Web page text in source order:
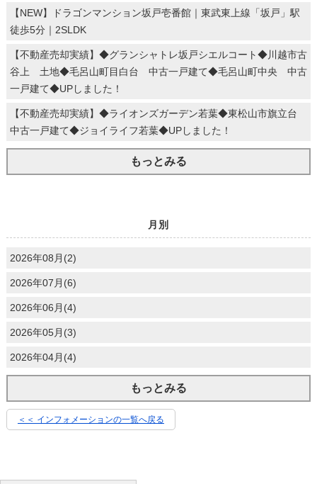
【NEW】ドラゴンマンション坂戸壱番館｜東武東上線「坂戸」駅
徒歩5分｜2SLDK
【不動産売却実績】◆グランシャトレ坂戸シエルコート◆川越市古
谷上 土地◆毛呂山町目白台 中古一戸建て◆毛呂山町中央 中古
一戸建て◆UPしました！
【不動産売却実績】◆ライオンズガーデン若葉◆東松山市旗立台
中古一戸建て◆ジョイライフ若葉◆UPしました！
もっとみる
月別
2026年08月(2)
2026年07月(6)
2026年06月(4)
2026年05月(3)
2026年04月(4)
もっとみる
＜＜ インフォメーションの一覧へ戻る